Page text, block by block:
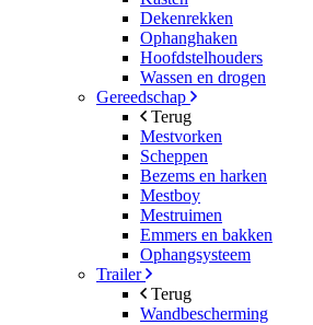
Dekenrekken
Ophanghaken
Hoofdstelhouders
Wassen en drogen
Gereedschap
Terug
Mestvorken
Scheppen
Bezems en harken
Mestboy
Mestruimen
Emmers en bakken
Ophangsysteem
Trailer
Terug
Wandbescherming